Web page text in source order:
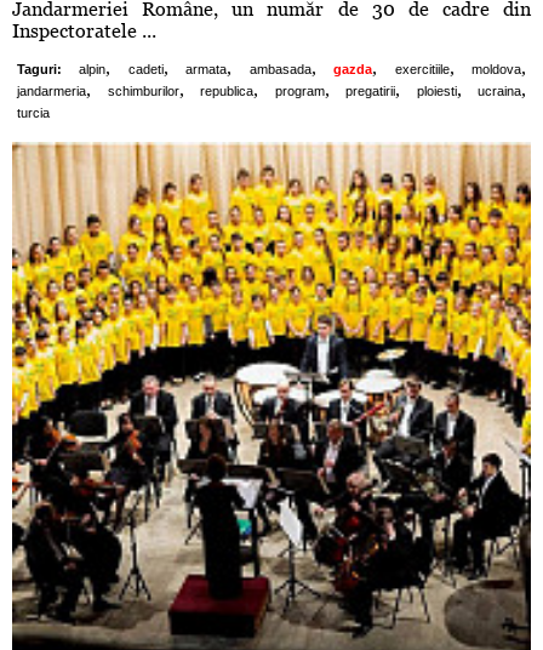
Jandarmeriei Române, un număr de 30 de cadre din
Inspectoratele ...
Taguri: alpin, cadeti, armata, ambasada, gazda, exercitiile, moldova,
jandarmeria, schimburilor, republica, program, pregatirii, ploiesti, ucraina,
turcia